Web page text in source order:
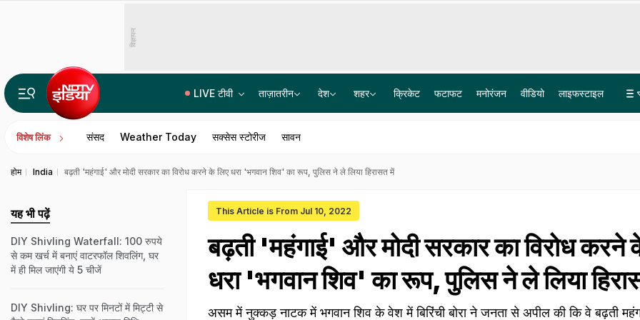
विज्ञापन
LIVE टीवी ताज़ातरीन देश शहर क्रिकेट फटाफट मनोरंजन वीडियो लाइफस्टाइल
विशेष लिंक संसद Weather Today सक्सेस स्टोरीज सावन
होम India बढ़ती 'महंगाई' और मोदी सरकार का विरोध करने के लिए धरा 'भगवान शिव' का रूप, पुलिस ने ले लिया हिरासत में
This Article is From Jul 10, 2022
बढ़ती 'महंगाई' और मोदी सरकार का विरोध करने
धरा 'भगवान शिव' का रूप, पुलिस ने ले लिया
असम में नुक्कड़ नाटक में भगवान शिव के वेश में बिरिंची बोरा ने जनता से अपील की कि वे बढ़ती
यह भी पढ़ें
DIY Shivling Waterfall: 100 रुपये
से कम खर्च में बनाएं वाटरफॉल शिवलिंग, घर
में ही म‍िल जाएंगी ये 5 चीजें
DIY Shivling: घर पर मिनटों में मिट्टी से